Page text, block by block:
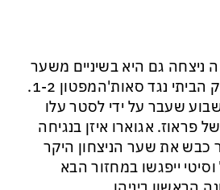
ניצחה גם היא בשיניים משער
לקראת הסיום במשחק הביתי נגד סאות'המפטון 1-2.
שעבר על ידי לסטר עלו
פראוז. אגוארו איזן בנגיחה
ווקר כבש את שער הניצחון היקר
וסיטי ייפגשו במחזור הבא